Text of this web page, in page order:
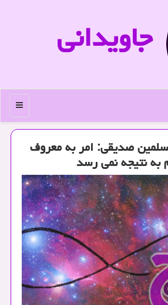
جاویدانی
منو
صدیقی: امر به معروف
نتیجه نمی رسد